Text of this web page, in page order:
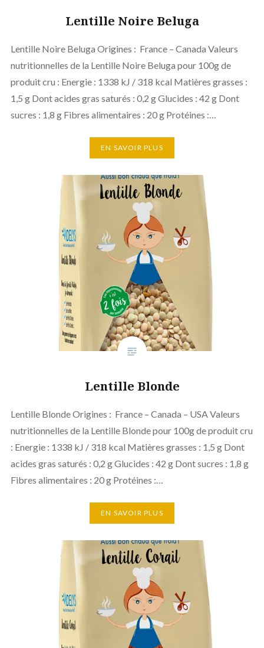
Lentille Noire Beluga
Lentille Noire Beluga Origines : France – Canada Valeurs
nutritionnelles de la Lentille Noire Beluga pour 100g de
produit cru : Energie : 1338 kJ / 318 kcal Matières grasses :
1,5 g Dont acides gras saturés : 0,2 g Glucides : 42 g Dont
sucres : 1,8 g Fibres alimentaires : 20 g Protéines :…
EN SAVOIR PLUS
Lentille Blonde
Lentille Blonde Origines : France – Canada – USA Valeurs
nutritionnelles de la Lentille Blonde pour 100g de produit cru
: Energie : 1338 kJ / 318 kcal Matières grasses : 1,5 g Dont
acides gras saturés : 0,2 g Glucides : 42 g Dont sucres : 1,8 g
Fibres alimentaires : 20 g Protéines :…
EN SAVOIR PLUS